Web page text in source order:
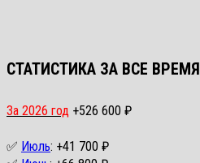
СТАТИСТИКА ЗА ВСЕ ВРЕМЯ
За 2026 год +526 600 ₽
✅ Июль: +41 700 ₽